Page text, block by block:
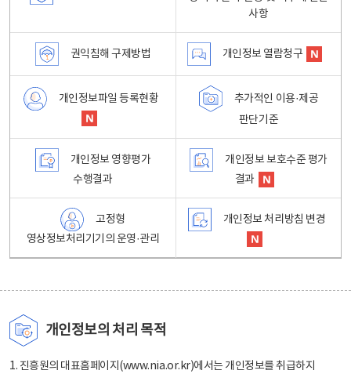
사항
권익침해 구제방법 개인정보 열람청구
개인정보파일 등록현황
추가적인 이용·제공
판단기준
개인정보 영향평가
수행결과
개인정보 보호수준 평가
결과
고정형
영상정보처리기기의 운영·관리
개인정보 처리방침 변경
개인정보의 처리 목적
1. 진흥원의 대표홈페이지(www.nia.or.kr)에서는 개인정보를 취급하지